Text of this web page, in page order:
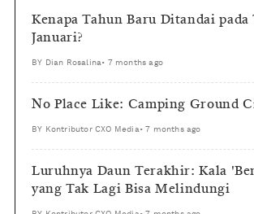
Kenapa Tahun Baru Ditandai pada
Januari?
BY Dian Rosalina • 7 months ago
No Place Like: Camping Ground
BY Kontributor CXO Media •7 months ago
Luruhnya Daun Terakhir: Kala
yang Tak Lagi Bisa Melindungi